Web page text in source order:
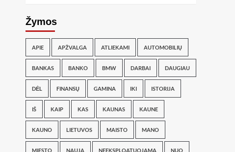
Žymos
APIE APŽVALGA ATLIEKAMI AUTOMOBILIŲ
BANKAS BANKO BMW DARBAI DAUGIAU
DĖL FINANSŲ GAMINA IKI ISTORIJA
IŠ KAIP KAS KAUNAS KAUNE
KAUNO LIETUVOS MAISTO MANO
MIESTO NAUJĄ NEEKSPLOATUOJAMA NUO